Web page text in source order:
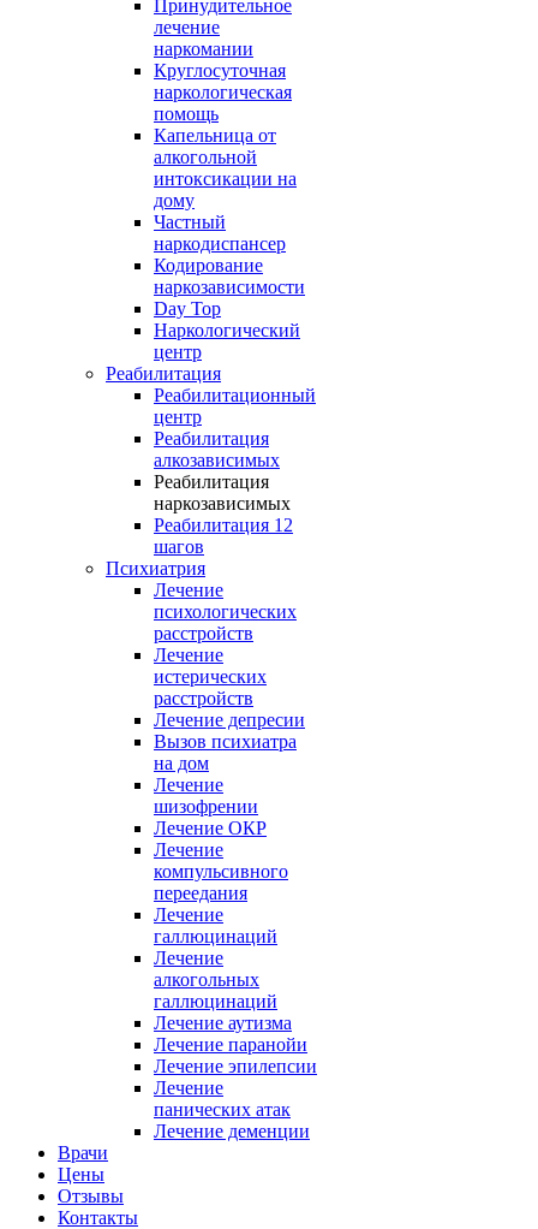
Принудительное
лечение
наркомании
Круглосуточная
наркологическая
помощь
Капельница от
алкогольной
интоксикации на
дому
Частный
наркодиспансер
Кодирование
наркозависимости
Day Top
Наркологический
центр
Реабилитация
Реабилитационный
центр
Реабилитация
алкозависимых
Реабилитация
наркозависимых
Реабилитация 12
шагов
Психиатрия
Лечение
психологических
расстройств
Лечение
истерических
расстройств
Лечение депресии
Вызов психиатра
на дом
Лечение
шизофрении
Лечение ОКР
Лечение
компульсивного
переедания
Лечение
галлюцинаций
Лечение
алкогольных
галлюцинаций
Лечение аутизма
Лечение паранойи
Лечение эпилепсии
Лечение
панических атак
Лечение деменции
Врачи
Цены
Отзывы
Контакты